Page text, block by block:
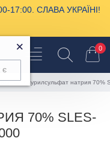
17:00. СЛАВА УКРАЇНІ!
0
лаурилсульфат натрия 70%
70% SLES-
×
є